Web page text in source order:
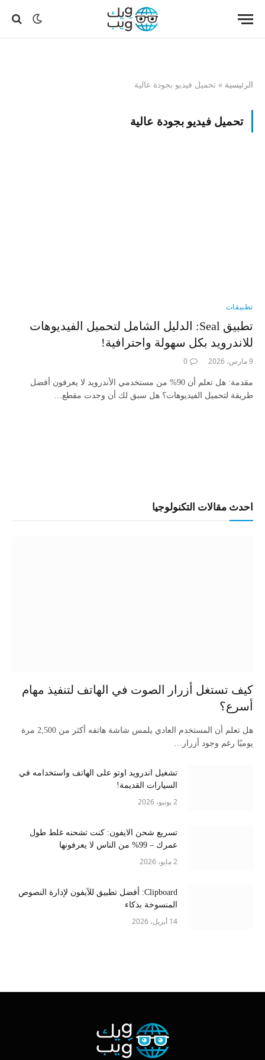
الرئيسية » تحميل فيديو بجودة عالية
تحميل فيديو بجودة عالية
تطبيقات
تطبيق Seal: الدليل الشامل لتحميل الفيديوهات
للاندرويد بكل سهولة واحترافية!
9 مارس، 2026 0
مقدمة: هل تعلم أن 90% من مستخدمي الأندرويد لا يعرفون أفضل
طريقة لتحميل الفيديوهات؟ هل سبق لك أن وجدت مقطع…
احدث مقالات التكنولوجيا
كيف تستغل أزرار الصوت في الهاتف لتنفيذ مهام
أسرع؟
هل تعلم أن المستخدم العادي يلمس شاشة هاتفه أكثر من 2,500 مرة
يوميًا رغم وجود أزرار…
تشغيل اندرويد اوتو على الهاتف واستخدامه في
السيارات القديمة!
2 يونيو، 2026
تسريع شحن الايفون: كنت تشحنه غلط طول
عمرك – 99% من الناس لا يعرفونها
2 مايو، 2026
Clipboard: أفضل تطبيق للآيفون لإدارة النصوص
المنسوخة بذكاء
14 أبريل، 2026